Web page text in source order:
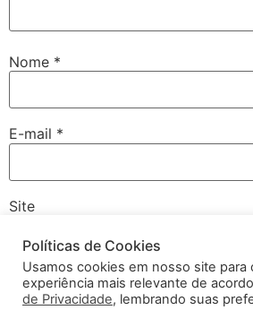
Nome *
E-mail *
Site
Salvar meus dados neste
Políticas de Cookies
Usamos cookies em nosso site para
experiência mais relevante de
de Privacidade, lembrando suas